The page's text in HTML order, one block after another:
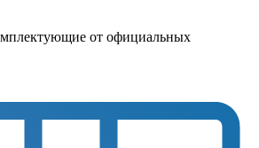
от официальных